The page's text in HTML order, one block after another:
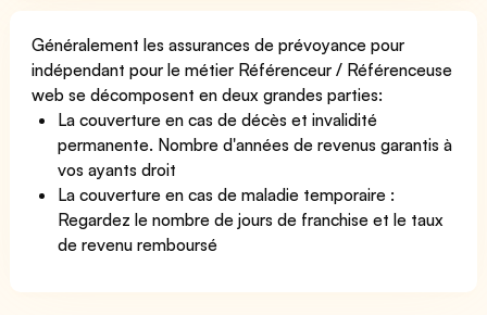
Généralement les assurances de prévoyance pour
indépendant pour le métier Référenceur / Référenceuse
web se décomposent en deux grandes parties:
La couverture en cas de décès et invalidité
permanente. Nombre d'années de revenus garantis à
vos ayants droit
La couverture en cas de maladie temporaire :
Regardez le nombre de jours de franchise et le taux
de revenu remboursé